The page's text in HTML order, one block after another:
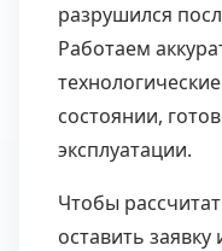
разрушился
Работаем
состоянии,
эксплуатации.
Чтобы
оставить